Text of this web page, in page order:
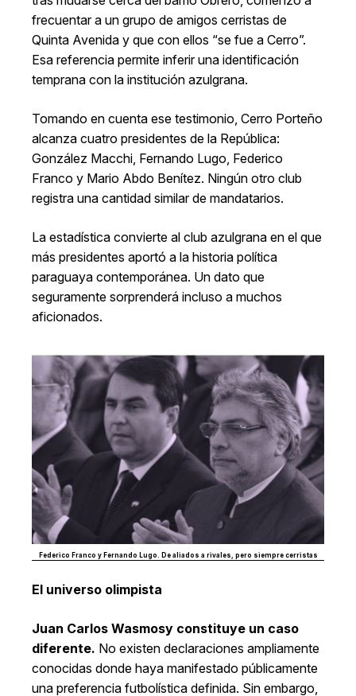
frecuentar a un grupo de amigos cerristas de
Quinta Avenida y que con ellos “se fue a Cerro”.
Esa referencia permite inferir una identificación
temprana con la institución azulgrana.
Tomando en cuenta ese testimonio, Cerro Porteño
alcanza cuatro presidentes de la República:
González Macchi, Fernando Lugo, Federico
Franco y Mario Abdo Benítez. Ningún otro club
registra una cantidad similar de mandatarios.
La estadística convierte al club azulgrana en el que
más presidentes aportó a la historia política
paraguaya contemporánea. Un dato que
seguramente sorprenderá incluso a muchos
aficionados.
Federico Franco y Fernando Lugo. De aliados a rivales, pero siempre cerristas
El universo olimpista
Juan Carlos Wasmosy constituye un caso
diferente. No existen declaraciones ampliamente
conocidas donde haya manifestado públicamente
una preferencia futbolística definida. Sin embargo,